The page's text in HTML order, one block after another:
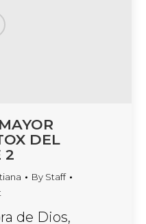
DEL
2
By Staff
de Dios,